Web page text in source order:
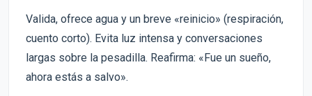
Valida, ofrece agua y un breve «reinicio» (respiración,
cuento corto). Evita luz intensa y conversaciones
largas sobre la pesadilla. Reafirma: «Fue un sueño,
ahora estás a salvo».